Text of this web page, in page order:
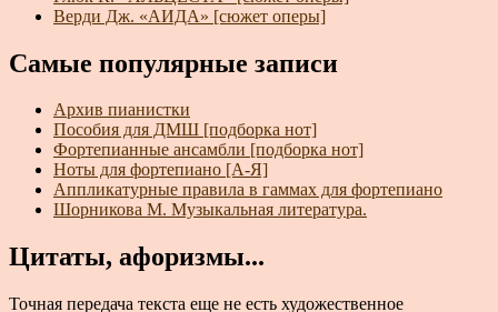
Верди Дж. «АИДА» [сюжет оперы]
Самые популярные записи
Архив пианистки
Пособия для ДМШ [подборка нот]
Фортепианные ансамбли [подборка нот]
Ноты для фортепиано [А-Я]
Аппликатурные правила в гаммах для фортепиано
Шорникова М. Музыкальная литература.
Цитаты, афоризмы...
Точная передача текста еще не есть художественное